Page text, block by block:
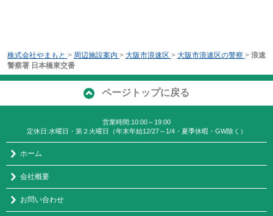
株式会社やまもと > 周辺施設案内 > 大阪市浪速区 > 大阪市浪速区の警察 > 浪速
警察署 日本橋東交番
ページトップに戻る
営業時間:10:00～19:00
定休日:水曜日・第２火曜日（年末年始12/27～1/4・夏季休暇・GW除く）
ホーム
会社概要
お問い合わせ